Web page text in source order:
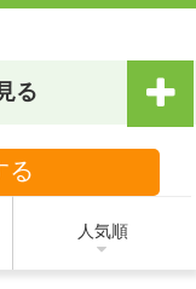
る
る
人気順